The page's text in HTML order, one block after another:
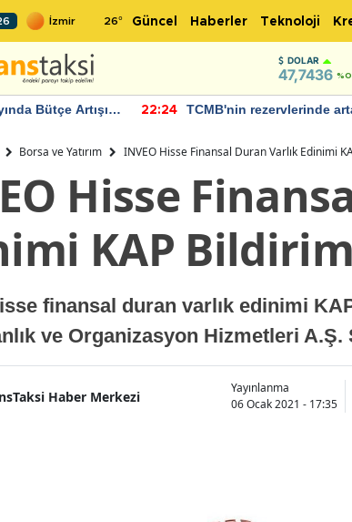
26° Güncel Haberler Teknoloji
DOLAR
47,7436
Bütçe Artışı
22:24
TCMB'nin rezervlerinde
Borsa ve Yatırım INVEO Hisse Finansal Duran Varlık Edinimi
Hisse
KAP
finansal duran varlık edinimi
ve Organizasyon Hizmetleri A.Ş.
Haber Merkezi
Yayınlanma
06 Ocak 2021 - 17:35